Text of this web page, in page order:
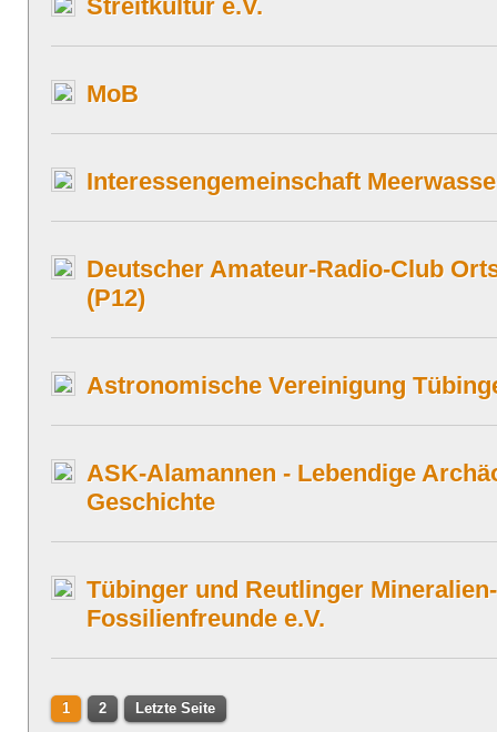
Streitkultur e.V.
MoB
Interessengemeinschaft
Deutscher Amateur-Radio-Club
(P12)
Astronomische Vereinigung
ASK-Alamannen - Lebendige
Geschichte
Tübinger und Reutlinger
Fossilienfreunde e.V.
1 2 Letzte Seite